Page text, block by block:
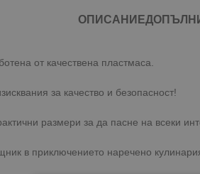
ОПИСАНИЕ
от качествена пластмаса.
за качество и безопасност!
размери за да пасне на всеки
в приключението наречено